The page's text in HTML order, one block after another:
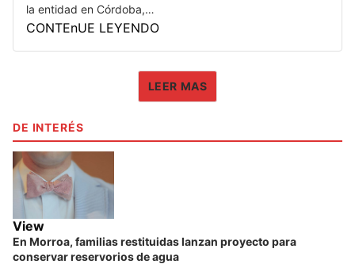
la entidad en Córdoba,…
CONTEnUE LEYENDO
LEER MAS
DE INTERÉS
View
En Morroa, familias restituidas lanzan proyecto para
conservar reservorios de agua